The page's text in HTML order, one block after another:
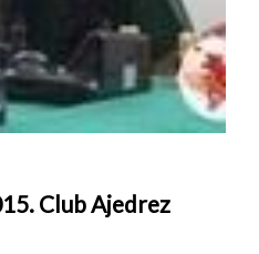
Club Ajedrez